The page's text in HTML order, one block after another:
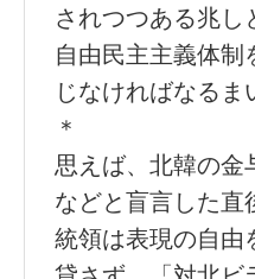
されつつある兆し
自由民主主義体制
じなければなるま
＊
思えば、北韓の金
などと盲言した直
統領は表現の自由